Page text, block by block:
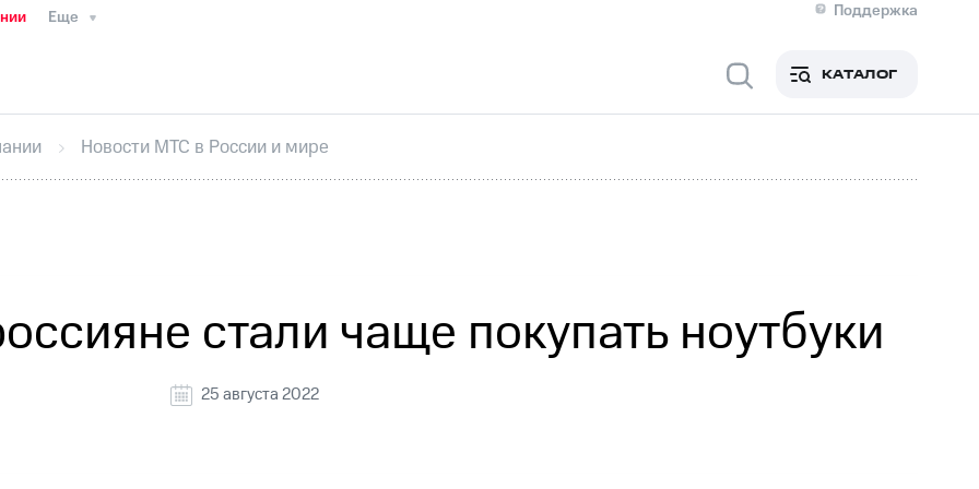
Еще
Поддержка
Медиа-центр
ИнтервьюФинансовая отчетностьКонтактыНовости в регионе
секретарьРаскрытие информации
кабинет акционераАкционерный капиталКонтроль и аудитРынок акций
КАТАЛОГ
Новости МТС в России и мире
стали чаще покупать ноутбуки
25 августа 2022